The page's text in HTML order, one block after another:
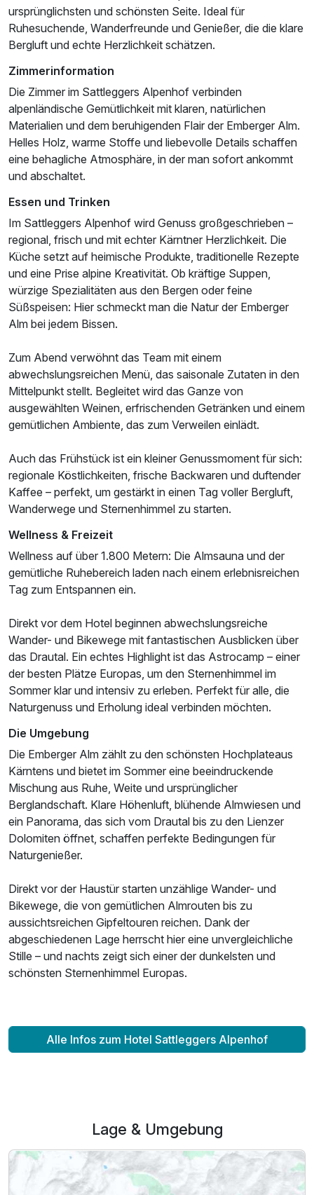
ursprünglichsten und schönsten Seite. Ideal für
Ruhesuchende, Wanderfreunde und Genießer, die die klare
Bergluft und echte Herzlichkeit schätzen.
Zimmerinformation
Die Zimmer im Sattleggers Alpenhof verbinden
alpenländische Gemütlichkeit mit klaren, natürlichen
Materialien und dem beruhigenden Flair der Emberger Alm.
Helles Holz, warme Stoffe und liebevolle Details schaffen
eine behagliche Atmosphäre, in der man sofort ankommt
und abschaltet.
Essen und Trinken
Im Sattleggers Alpenhof wird Genuss großgeschrieben –
regional, frisch und mit echter Kärntner Herzlichkeit. Die
Küche setzt auf heimische Produkte, traditionelle Rezepte
und eine Prise alpine Kreativität. Ob kräftige Suppen,
würzige Spezialitäten aus den Bergen oder feine
Süßspeisen: Hier schmeckt man die Natur der Emberger
Alm bei jedem Bissen.
Zum Abend verwöhnt das Team mit einem
abwechslungsreichen Menü, das saisonale Zutaten in den
Mittelpunkt stellt. Begleitet wird das Ganze von
ausgewählten Weinen, erfrischenden Getränken und einem
gemütlichen Ambiente, das zum Verweilen einlädt.
Auch das Frühstück ist ein kleiner Genussmoment für sich:
regionale Köstlichkeiten, frische Backwaren und duftender
Kaffee – perfekt, um gestärkt in einen Tag voller Bergluft,
Wanderwege und Sternenhimmel zu starten.
Wellness & Freizeit
Wellness auf über 1.800 Metern: Die Almsauna und der
gemütliche Ruhebereich laden nach einem erlebnisreichen
Tag zum Entspannen ein.
Direkt vor dem Hotel beginnen abwechslungsreiche
Wander- und Bikewege mit fantastischen Ausblicken über
das Drautal. Ein echtes Highlight ist das Astrocamp – einer
der besten Plätze Europas, um den Sternenhimmel im
Sommer klar und intensiv zu erleben. Perfekt für alle, die
Naturgenuss und Erholung ideal verbinden möchten.
Die Umgebung
Die Emberger Alm zählt zu den schönsten Hochplateaus
Kärntens und bietet im Sommer eine beeindruckende
Mischung aus Ruhe, Weite und ursprünglicher
Berglandschaft. Klare Höhenluft, blühende Almwiesen und
ein Panorama, das sich vom Drautal bis zu den Lienzer
Dolomiten öffnet, schaffen perfekte Bedingungen für
Naturgenießer.
Direkt vor der Haustür starten unzählige Wander- und
Bikewege, die von gemütlichen Almrouten bis zu
aussichtsreichen Gipfeltouren reichen. Dank der
abgeschiedenen Lage herrscht hier eine unvergleichliche
Stille – und nachts zeigt sich einer der dunkelsten und
schönsten Sternenhimmel Europas.
Alle Infos zum Hotel Sattleggers Alpenhof
Lage & Umgebung